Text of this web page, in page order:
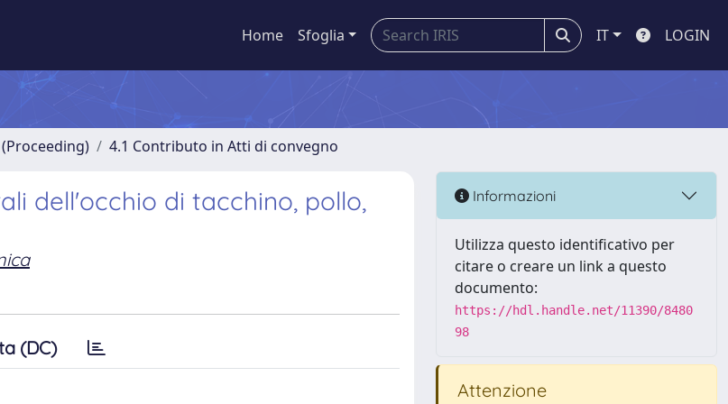
Home Sfoglia IT LOGIN
4.1 Contributo in Atti di convegno
dell'occhio di tacchino, pollo,
(DC)
Informazioni
Utilizza questo identificativo per
citare o creare un link a questo
documento:
https://hdl.handle.net/11390/8480
98
Attenzione